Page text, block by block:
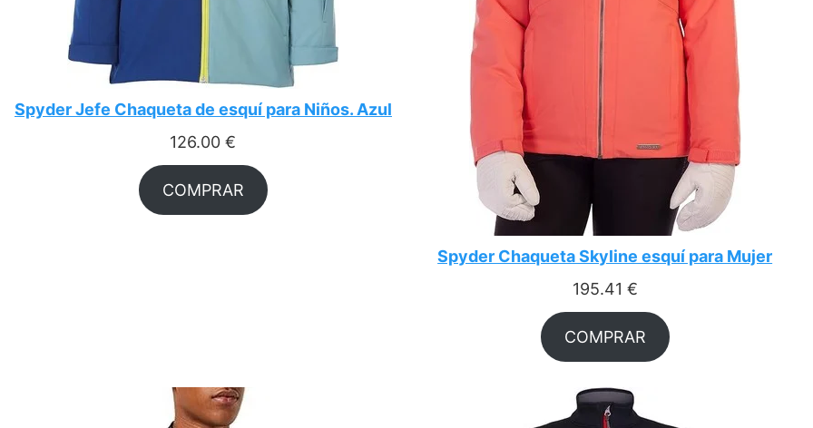
Spyder Jefe Chaqueta de esquí para Niños. Azul
126.00€
COMPRAR
Spyder Chaqueta Skyline esquí para Mujer
195.41 €
COMPRAR